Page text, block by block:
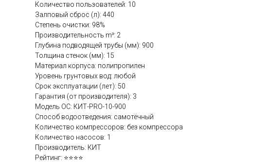
Количество пользователей: 10
Залповый сброс (л): 440
Степень очистки: 98%
Производительность m³: 2
Глубина подводящей трубы (мм): 900
Толщина стенок (мм): 15
Материал корпуса: полипропилен
Уровень грунтовых вод: любой
Срок эксплуатации (лет): 50
Гарантия (от производителя): 3
Модель ОС: КИТ-PRO-10-900
Способ водоотведения: самотёчный
Количество компрессоров: без компрессора
Количество насосов: 1
Производитель: КИТ
Рейтинг: ⭐⭐⭐⭐